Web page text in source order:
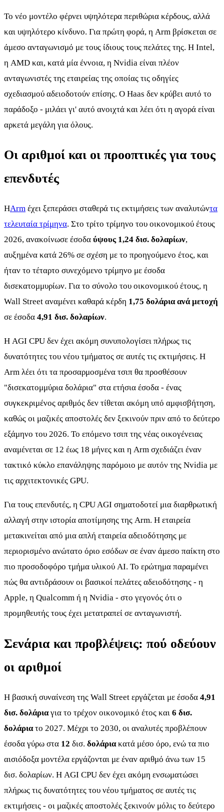
Το νέο μοντέλο φέρνει υψηλότερα περιθώρια κέρδους, αλλά
και υψηλότερο κίνδυνο. Για πρώτη φορά, η Arm βρίσκεται σε
άμεσο ανταγωνισμό με τους ίδιους τους πελάτες της. Η Intel,
η AMD και, κατά μία έννοια, η Nvidia είναι πλέον
ανταγωνιστές της εταιρείας της οποίας τις οδηγίες
σχεδιασμού αδειοδοτούν επίσης. Ο Haas δεν κρύβει αυτό το
παράδοξο - μιλάει γι' αυτό ανοιχτά και λέει ότι η αγορά είναι
αρκετά μεγάλη για όλους.
Οι αριθμοί και οι προοπτικές για τους
επενδυτές
ΗArm έχει ξεπεράσει σταθερά τις εκτιμήσεις των αναλυτώντα
τελευταία τρίμηνα. Στο τρίτο τρίμηνο του οικονομικού έτους
2026, ανακοίνωσε έσοδα ύψους 1,24 δισ. δολαρίων,
αυξημένα κατά 26% σε σχέση με το προηγούμενο έτος, και
ήταν το τέταρτο συνεχόμενο τρίμηνο με έσοδα
δισεκατομμυρίων. Για το σύνολο του οικονομικού έτους, η
Wall Street αναμένει καθαρά κέρδη 1,75 δολάρια ανά μετοχή
σε έσοδα 4,91 δισ. δολαρίων.
Η AGI CPU δεν έχει ακόμη συνυπολογίσει πλήρως τις
δυνατότητες του νέου τμήματος σε αυτές τις εκτιμήσεις. Η
Arm λέει ότι τα προσαρμοσμένα τσιπ θα προσθέσουν
"δισεκατομμύρια δολάρια" στα ετήσια έσοδα - ένας
συγκεκριμένος αριθμός δεν τίθεται ακόμη υπό αμφισβήτηση,
καθώς οι μαζικές αποστολές δεν ξεκινούν πριν από το δεύτερο
εξάμηνο του 2026. Το επόμενο τσιπ της νέας οικογένειας
αναμένεται σε 12 έως 18 μήνες και η Arm σχεδιάζει έναν
τακτικό κύκλο επανάληψης παρόμοιο με αυτόν της Nvidia με
τις αρχιτεκτονικές GPU.
Για τους επενδυτές, η CPU AGI σηματοδοτεί μια διαρθρωτική
αλλαγή στην ιστορία αποτίμησης της Arm. Η εταιρεία
μετακινείται από μια απλή εταιρεία αδειοδότησης με
περιορισμένο ανώτατο όριο εσόδων σε έναν άμεσο παίκτη στο
πιο προσοδοφόρο τμήμα υλικού AI. Το ερώτημα παραμένει
πώς θα αντιδράσουν οι βασικοί πελάτες αδειοδότησης - η
Apple, η Qualcomm ή η Nvidia - στο γεγονός ότι ο
προμηθευτής τους έχει μετατραπεί σε ανταγωνιστή.
Σενάρια και προβλέψεις: πού οδεύουν
οι αριθμοί
Η βασική συναίνεση της Wall Street εργάζεται με έσοδα 4,91
δισ. δολάριαγια το τρέχον οικονομικό έτος και 6 δισ.
δολάριατο 2027. Μέχρι το 2030, οι αναλυτές προβλέπουν
έσοδα γύρω στα 12 δισ. δολάριακατά μέσο όρο, ενώ τα πιο
αισιόδοξα μοντέλα εργάζονται με έναν αριθμό άνω των 15
δισ. δολαρίων. Η AGI CPU δεν έχει ακόμη ενσωματώσει
πλήρως τις δυνατότητες του νέου τμήματος σε αυτές τις
εκτιμήσεις - οι μαζικές αποστολές ξεκινούν μόλις το δεύτερο